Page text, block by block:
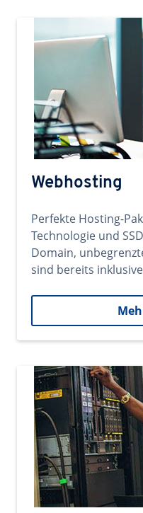
Webhosting
Perfekte Hosting-
Technologie und
Domain,
sind bereits